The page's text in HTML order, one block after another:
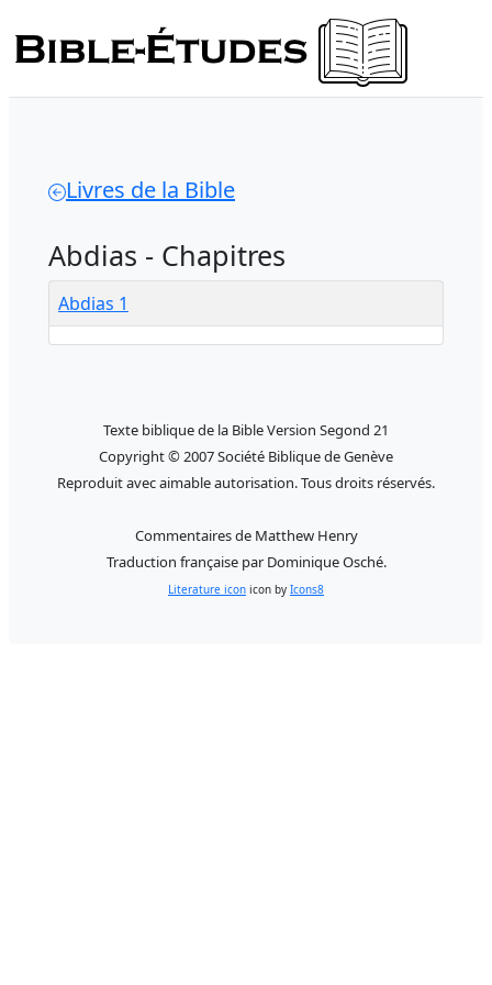
Livres de la Bible
Abdias - Chapitres
Abdias 1
Texte biblique de la Bible Version Segond 21
Copyright © 2007 Société Biblique de Genève
Reproduit avec aimable autorisation. Tous droits réservés.
Commentaires de Matthew Henry
Traduction française par Dominique Osché.
Literature icon icon by Icons8